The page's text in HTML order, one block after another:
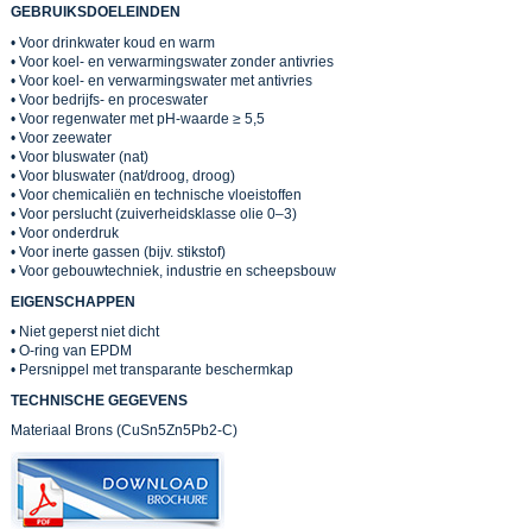
GEBRUIKSDOELEINDEN
• Voor drinkwater koud en warm
• Voor koel- en verwarmingswater zonder antivries
• Voor koel- en verwarmingswater met antivries
• Voor bedrijfs- en proceswater
• Voor regenwater met pH-waarde ≥ 5,5
• Voor zeewater
• Voor bluswater (nat)
• Voor bluswater (nat/droog, droog)
• Voor chemicaliën en technische vloeistoffen
• Voor perslucht (zuiverheidsklasse olie 0–3)
• Voor onderdruk
• Voor inerte gassen (bijv. stikstof)
• Voor gebouwtechniek, industrie en scheepsbouw
EIGENSCHAPPEN
• Niet geperst niet dicht
• O-ring van EPDM
• Persnippel met transparante beschermkap
TECHNISCHE GEGEVENS
Materiaal Brons (CuSn5Zn5Pb2-C)